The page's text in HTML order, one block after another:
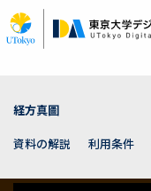
イ
ン
経方真圖
資料の解説
利用条件